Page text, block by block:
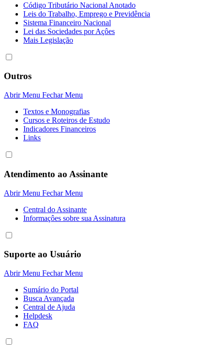
Código Tributário Nacional Anotado
Leis do Trabalho, Emprego e Previdência
Sistema Financeiro Nacional
Lei das Sociedades por Açôes
Mais Legislação
Outros
Abrir Menu Fechar Menu
Textos e Monografias
Cursos e Roteiros de Estudo
Indicadores Financeiros
Links
Atendimento ao Assinante
Abrir Menu Fechar Menu
Central do Assinante
Informaçôes sobre sua Assinatura
Suporte ao Usuário
Abrir Menu Fechar Menu
Sumário do Portal
Busca Avançada
Central de Ajuda
Helpdesk
FAQ